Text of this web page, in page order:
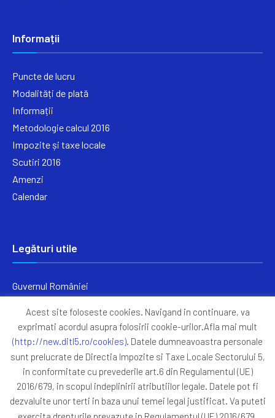
Informații
Puncte de lucru
Modalități de plată
Informații
Metodologie calcul 2016
Impozite și taxe locale
Scutiri 2016
Amenzi
Calendar
Legături utile
Guvernul României
Primăria Sectorul 5
ANAF
Protocoale
GDPR
Harta Site
Acest site foloseste cookies. Navigand in continuare, va
exprimati acordul asupra folosirii cookie-urilor.Afla mai mult
(http://new.ditl5.ro/cookies). Datele dumneavoastra personale
sunt prelucrate de Directia Impozite si Taxe Locale Sectorului 5,
in conformitate cu prevederile art.6 din Regulamentul (UE)
2016/679, in scopul indeplinirii atributiilor legale. Datele pot fi
dezvaluite unor terti in baza unui temei legal justificat. Va puteti